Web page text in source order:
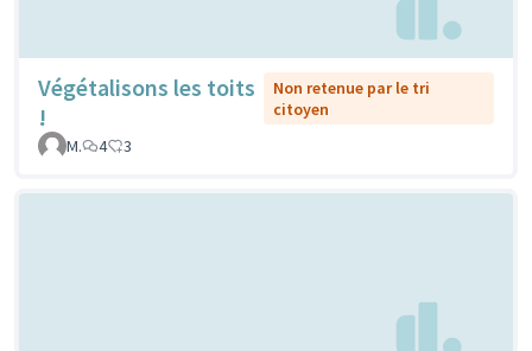
Végétalisons les toits
!
Non retenue par le tri
citoyen
M.
4 3